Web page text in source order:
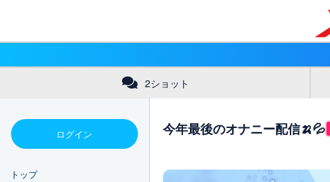
2ショット
ログイン
トップ
今年最後のオナニー配信🍌💦